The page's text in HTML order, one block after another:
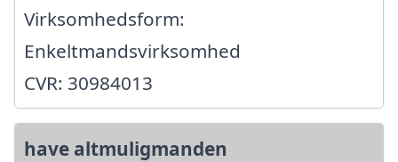
Virksomhedsform:
Enkeltmandsvirksomhed
CVR: 30984013
have altmuligmanden